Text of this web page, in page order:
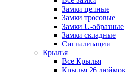
Замки цепные
Замки тросовые
Замки U-образные
Замки складные
Сигнализации
Крылья
Все Крылья
Крылья 26 дюймов